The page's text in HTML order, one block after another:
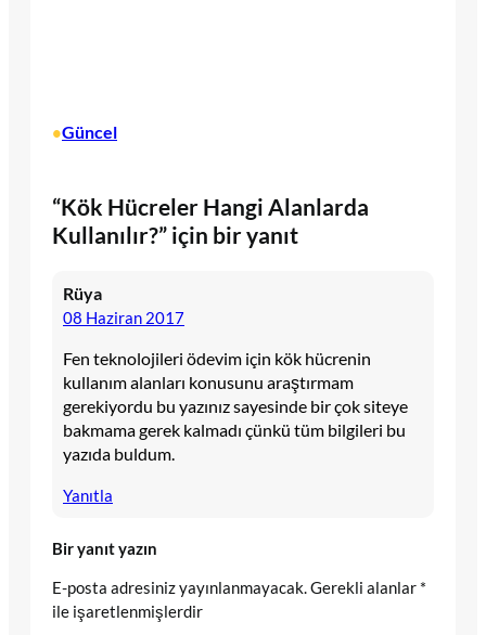
•Güncel
“Kök Hücreler Hangi Alanlarda
Kullanılır?” için bir yanıt
Rüya
08 Haziran 2017
Fen teknolojileri ödevim için kök hücrenin
kullanım alanları konusunu araştırmam
gerekiyordu bu yazınız sayesinde bir çok siteye
bakmama gerek kalmadı çünkü tüm bilgileri bu
yazıda buldum.
Yanıtla
Bir yanıt yazın
E-posta adresiniz yayınlanmayacak.Gerekli alanlar *
ile işaretlenmişlerdir